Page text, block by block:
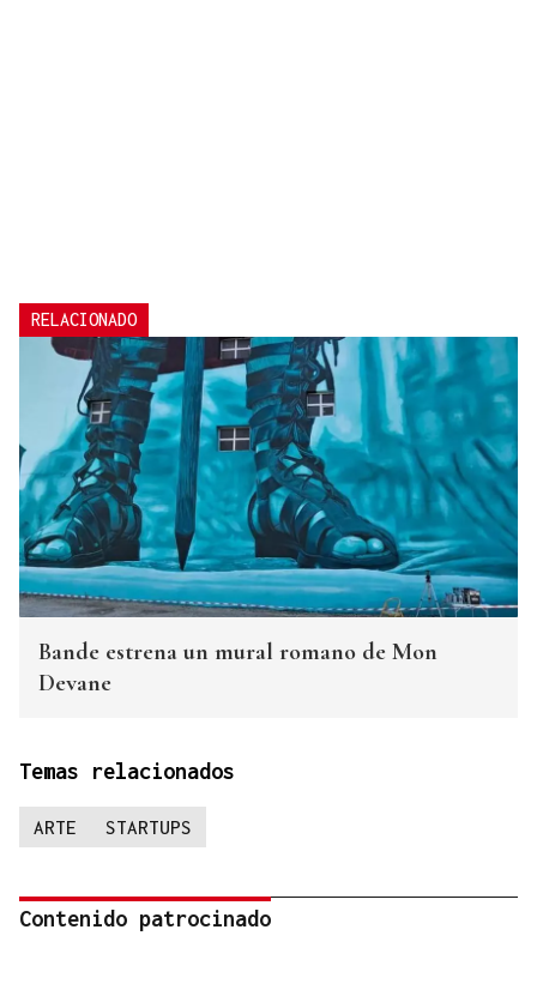
RELACIONADO
Bande estrena un mural romano de Mon
Devane
Temas relacionados
ARTE STARTUPS
Contenido patrocinado